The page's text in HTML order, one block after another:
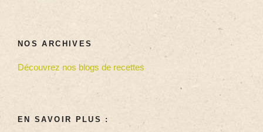
NOS ARCHIVES
Découvrez nos blogs de recettes
EN SAVOIR PLUS :